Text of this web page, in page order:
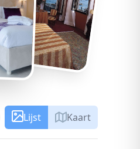
Lijst Kaart